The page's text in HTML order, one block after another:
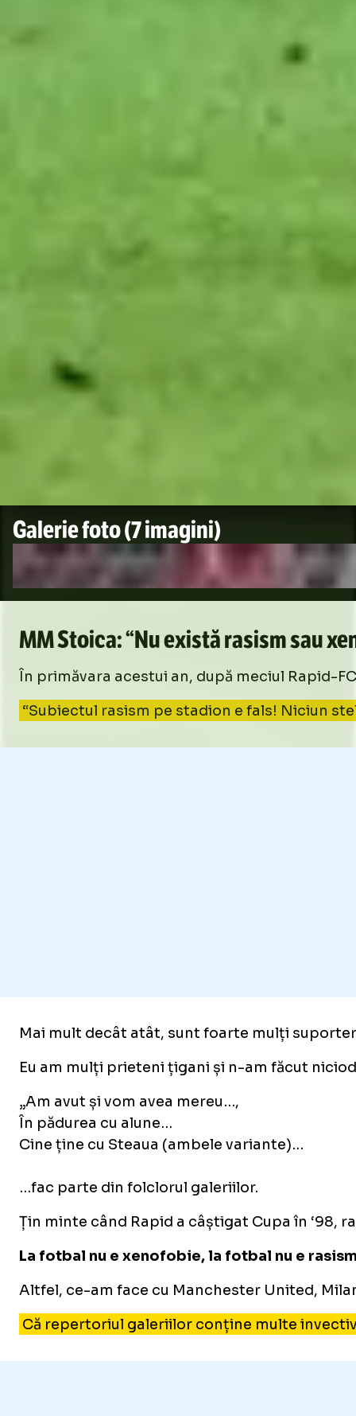
Galerie foto(7 imagini)
MM Stoica: “Nu există rasism sau
În primăvara acestui an, după meciul Rapid-
“Subiectul rasism pe stadion e fals! Niciun
Mai mult decât atât, sunt foarte mulți
Eu am mulți prieteni țigani și n-am făcut
„Am avut și vom avea mereu…,
În pădurea cu alune…
Cine ține cu Steaua (ambele variante)…
…fac parte din folclorul galeriilor.
Țin minte când Rapid a câștigat Cupa în ‘98,
La fotbal nu e xenofobie, la fotbal nu e
Altfel, ce-am face cu Manchester United,
Că repertoriul galeriilor conține multe